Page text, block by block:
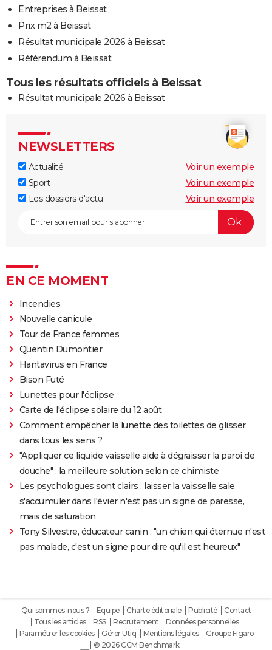
Entreprises à Beissat
Prix m2 à Beissat
Résultat municipale 2026 à Beissat
Référendum à Beissat
Tous les résultats officiels à Beissat
Résultat municipale 2026 à Beissat
NEWSLETTERS
Actualité
Voir un exemple
Sport
Voir un exemple
Les dossiers d'actu
Voir un exemple
EN CE MOMENT
Incendies
Nouvelle canicule
Tour de France femmes
Quentin Dumontier
Hantavirus en France
Bison Futé
Lunettes pour l'éclipse
Carte de l'éclipse solaire du 12 août
Comment empêcher la lunette des toilettes de glisser
dans tous les sens ?
"Appliquer ce liquide vaisselle aide à dégraisser la paroi de
douche" : la meilleure solution selon ce chimiste
Les psychologues sont clairs : laisser la vaisselle sale
s'accumuler dans l'évier n'est pas un signe de paresse,
mais de saturation
Tony Silvestre, éducateur canin : "un chien qui éternue n'est
pas malade, c'est un signe pour dire qu'il est heureux"
Qui sommes-nous ? Equipe Charte éditoriale Publicité
Contact
Tous les articles
RSS Recrutement
Données personnelles
Paramétrer les cookies
Gérer Utiq Mentions légales
Groupe Figaro
© 2026 CCM Benchmark